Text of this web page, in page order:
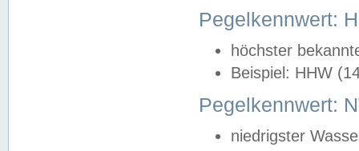
Pegelkennwert:
höchster
Beispiel: HHW
Pegelkennwert:
niedrigster